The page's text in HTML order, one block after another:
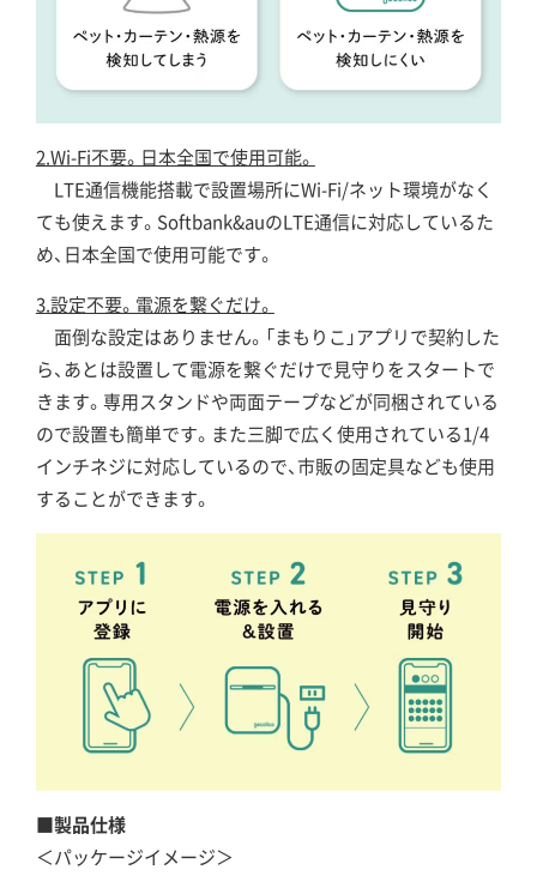
2.Wi-Fi不要。日本全国で使用可能。
LTE通信機能搭載で設置場所にWi-Fi/ネット環境がなく
ても使えます。Softbank&auのLTE通信に対応しているた
め、日本全国で使用可能です。
3.設定不要。電源を繋ぐだけ。
面倒な設定はありません。「まもりこ」アプリで契約した
ら、あとは設置して電源を繋ぐだけで見守りをスタートで
きます。専用スタンドや両面テープなどが同梱されている
ので設置も簡単です。また三脚で広く使用されている1/4
インチネジに対応しているので、市販の固定具なども使用
することができます。
■製品仕様
＜パッケージイメージ＞